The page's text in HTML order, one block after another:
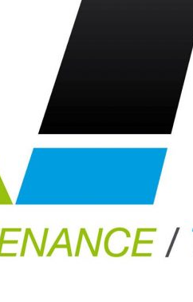
présentée par les deux
chez l’adversaire et revient
car la numéro 4 de Mons
volonté de ne rien lâcher permet
remparts dressés par les
travail effectué par les
dans cette réussite.
passée, malheureusement un